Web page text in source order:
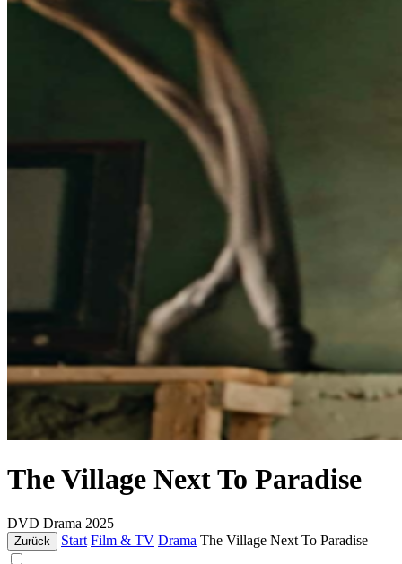
The Village Next To Paradise
DVD Drama 2025
Zurück Start Film & TV Drama The Village Next To Paradise